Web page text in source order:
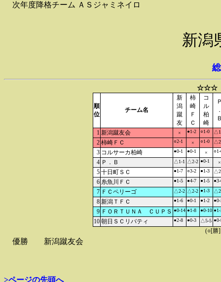
次年度降格チーム ＡＳジャミネイロ
新潟
☆☆☆
順
位
チーム名
新
潟
蹴
友
柿
崎
Ｆ
Ｃ
コ
ル
柏
崎
1 新潟蹴友会 × ●1-2 ○1-0
2 柿崎ＦＣ ○2-1 × ○1-0
3 コルサーカ柏崎 ●0-1 ●0-1 × ○1-
4 Ｐ．Ｂ △1-1 △2-2 ●0-1 ×
5 十日町ＳＣ ●1-7 ○3-2 ●1-3
6 糸魚川ＦＣ ●1-5 ●4-7 ●1-5 ●3-
7 ＦＣペリーゴ △2-2 △2-2 ●1-3
8 新潟ＴＦＣ ●1-6 ●0-1 ●1-2 ●0-
9 ＦＯＲＴＵＮＡ ＣＵＰＳ ●0-14 ●1-8 ●0-10 ●1-
10 朝日ＳＣリバティ ●2-8 ●0-3 △5-5 ●0-
(○[勝
優勝 新潟蹴友会
>ページの先頭へ